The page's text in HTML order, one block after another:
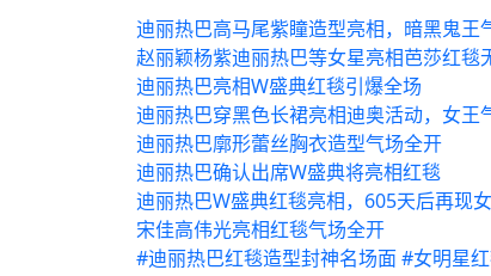
迪丽热巴高马尾紫瞳造型亮相，暗黑鬼王
赵丽颖杨紫迪丽热巴等女星亮相芭莎红毯
迪丽热巴亮相W盛典红毯引爆全场
迪丽热巴穿黑色长裙亮相迪奥活动，女王
迪丽热巴廓形蕾丝胸衣造型气场全开
迪丽热巴确认出席W盛典将亮相红毯
迪丽热巴W盛典红毯亮相，605天后再现
宋佳高伟光亮相红毯气场全开
#迪丽热巴红毯造型封神名场面 #女明星